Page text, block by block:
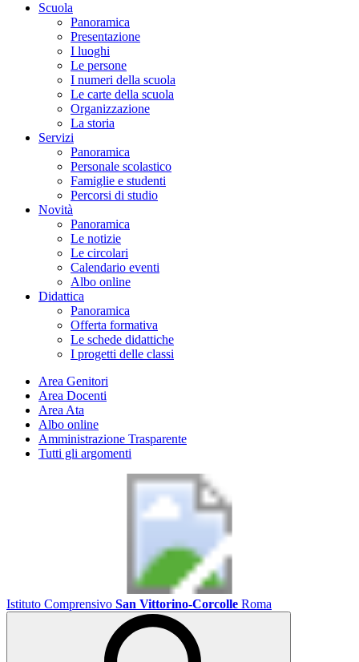
Scuola
Panoramica
Presentazione
I luoghi
Le persone
I numeri della scuola
Le carte della scuola
Organizzazione
La storia
Servizi
Panoramica
Personale scolastico
Famiglie e studenti
Percorsi di studio
Novità
Panoramica
Le notizie
Le circolari
Calendario eventi
Albo online
Didattica
Panoramica
Offerta formativa
Le schede didattiche
I progetti delle classi
Area Genitori
Area Docenti
Area Ata
Albo online
Amministrazione Trasparente
Tutti gli argomenti
Istituto Comprensivo San Vittorino-Corcolle Roma